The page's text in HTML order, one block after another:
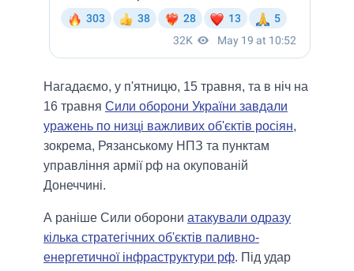
Нагадаємо, у п'ятницю, 15 травня, та в ніч на
16 травня Сили оборони України завдали
уражень по низці важливих об'єктів росіян,
зокрема, Рязанському НПЗ та пунктам
управління армії рф на окупованій
Донеччині.
А раніше Сили оборони атакували одразу
кілька стратегічних об'єктів паливно-
енергетичної інфраструктури рф. Під удар